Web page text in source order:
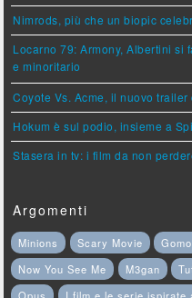
Nimrods, più che un biopic
Locarno 79: Armony, Albertini si
e minoritario
Coyote Vs. Acme, il nuovo trailer
Hokum è sul podio, insieme a
Stasera in tv: i film da non
Argomenti
Minions Scary Movie
Now You See Me
M3gan